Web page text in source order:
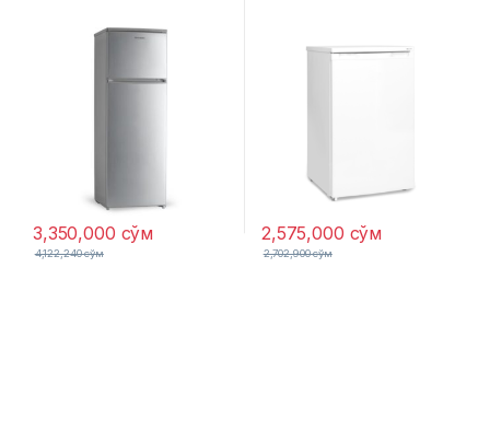
3,350,000 сўм
4,122,240сўм
2,575,000 сўм
2,702,900сўм